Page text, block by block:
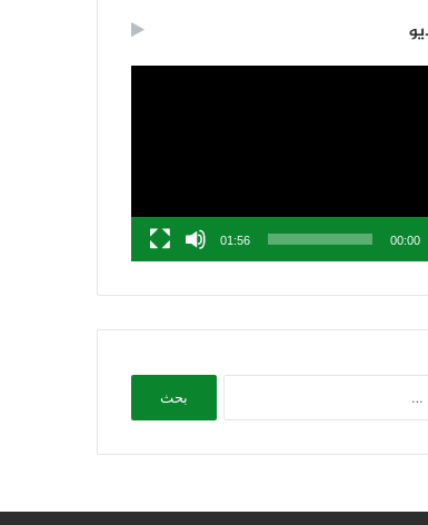
00:00
01:56